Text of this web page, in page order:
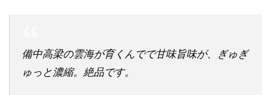
備中高梁の雲海が育くんでで甘味旨味が、ぎゅぎ
ゅっと濃縮。絶品です。